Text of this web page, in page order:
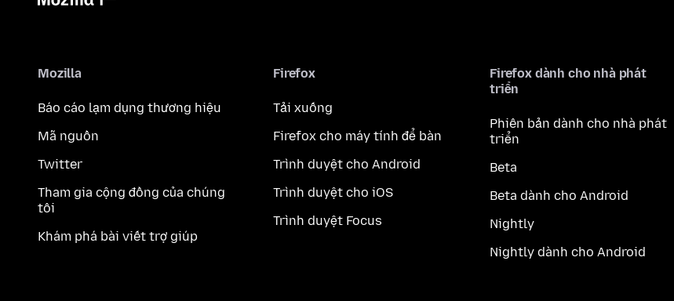
Mozilla
Báo cáo lạm dụng thương hiệu
Mã nguồn
Twitter
Tham gia cộng đồng của chúng
tôi
Khám phá bài viết trợ giúp
Firefox
Tải xuống
Firefox cho máy tính để bàn
Trình duyệt cho Android
Trình duyệt cho iOS
Trình duyệt Focus
Firefox dành cho nhà phát
triển
Phiên bản dành cho nhà phát
triển
Beta
Beta dành cho Android
Nightly
Nightly dành cho Android